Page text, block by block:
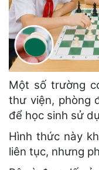
Một số trường
thư viện, phòng
để học sinh sử
Hình thức này
liên tục, nhưng